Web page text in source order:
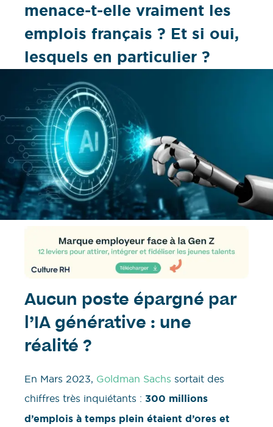
menace-t-elle vraiment les
emplois français ? Et si oui,
lesquels en particulier ?
Aucun poste épargné par
l’IA générative : une
réalité ?
En Mars 2023, Goldman Sachs sortait des
chiffres très inquiétants : 300 millions
d’emplois à temps plein étaient d’ores et